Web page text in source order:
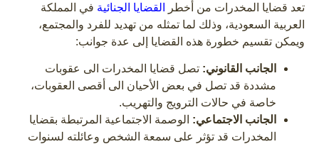
تعد قضايا المخدرات من أخطر القضايا الجنائية في المملكة
العربية السعودية، وذلك لما تمثله من تهديد للفرد والمجتمع،
ويمكن تقسيم خطورة هذه القضايا إلى عدة جوانب:
الجانب القانوني: تصل قضايا المخدرات الى عقوبات
مشددة قد تصل في بعض الأحيان الى أقصى العقوبات،
خاصة في حالات الترويج والتهريب.
الجانب الاجتماعي: الوصمة الاجتماعية المرتبطة بقضايا
المخدرات قد تؤثر على سمعة الشخص وعائلته لسنوات